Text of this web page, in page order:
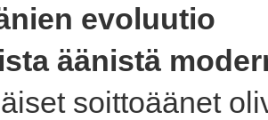
evoluutio
äänistä
soittoäänet